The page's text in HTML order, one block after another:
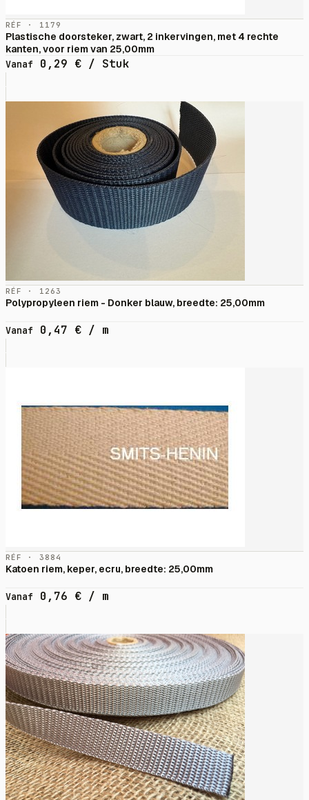
RÉF · 1179
Plastische doorsteker, zwart, 2 inkervingen, met 4 rechte
kanten, voor riem van 25,00mm
Vanaf
0,29 € / Stuk
RÉF · 1263
Polypropyleen riem - Donker blauw, breedte: 25,00mm
Vanaf 0,47 € / m
RÉF · 3884
Katoen riem, keper, ecru, breedte: 25,00mm
Vanaf 0,76 € / m